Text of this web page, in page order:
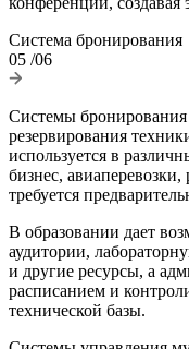
Система бронирования
05 /06
Системы
резервирования
используется в
бизнес,
требуется
В образовании дает
аудитории,
и другие ресурсы, а
расписанием и
технической базы.